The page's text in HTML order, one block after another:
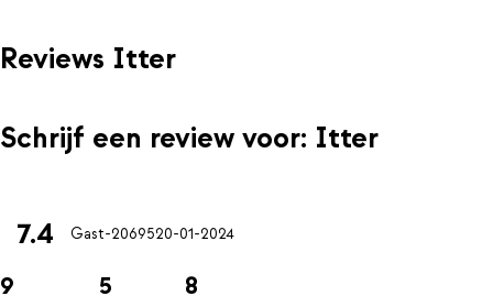
Reviews Itter
Schrijf een review voor: Itter
7.4 Gast-2069520-01-2024
9 5 8